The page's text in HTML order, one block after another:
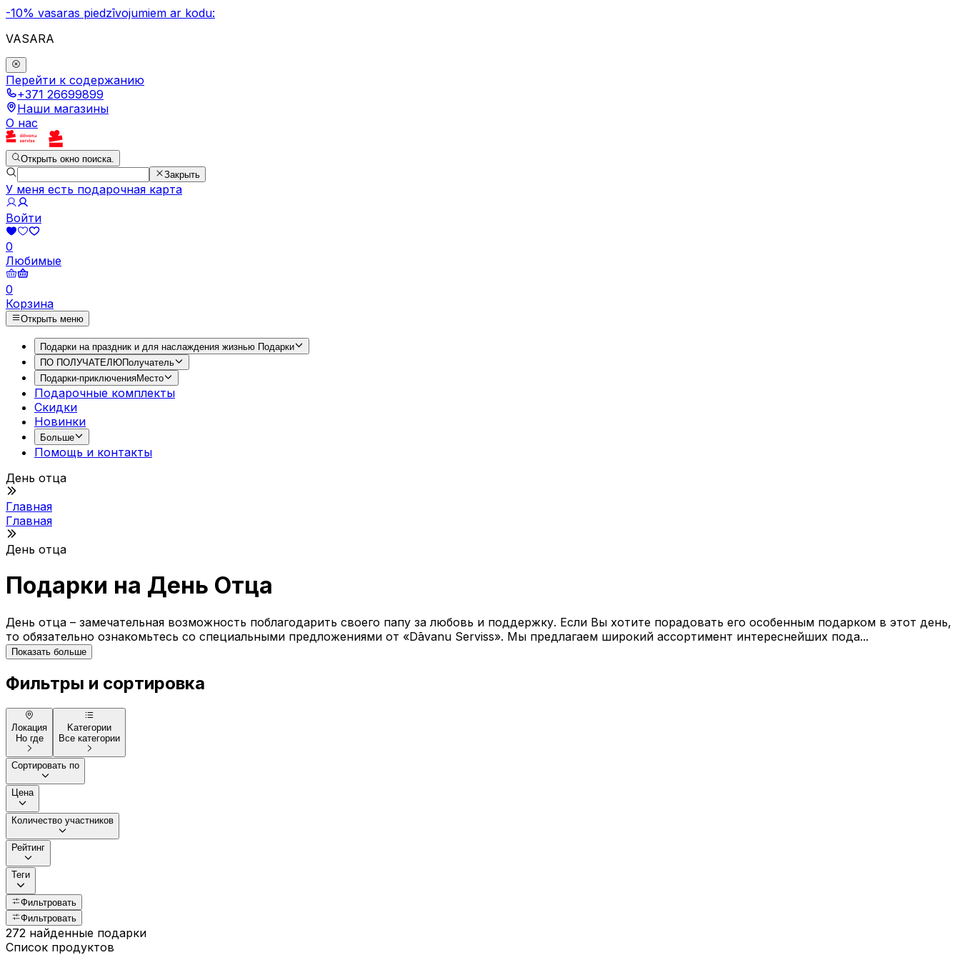
-10% vasaras piedzīvojumiem ar kodu:
VASARA
Перейти к содержанию
+371 26699899
Наши магазины
О нас
Открыть окно поиска.
Закрыть
У меня есть подарочная карта
Войти
0
Любимые
0
Корзина
Открыть меню
Подарки на праздник и для наслаждения жизнью Подарки
ПО ПОЛУЧАТЕЛЮПолучатель
Подарки-приключенияМесто
Подарочные комплекты
Скидки
Новинки
Больше
Помощь и контакты
День отца
Главная
Главная
День отца
Подарки на День Отца
День отца – замечательная возможность поблагодарить своего папу за любовь и поддержку. Если Вы хотите порадовать его особенным подарком в этот день,
то обязательно ознакомьтесь со специальными предложениями от «Dāvanu Serviss». Мы предлагаем широкий ассортимент интереснейших пода...
Показать больше
Фильтры и сортировка
Локация
Но где
Kатегории
Все категории
Сортировать по
Цена
Количество участников
Рейтинг
Теги
Фильтровать
Фильтровать
272 найденные подарки
Список продуктов